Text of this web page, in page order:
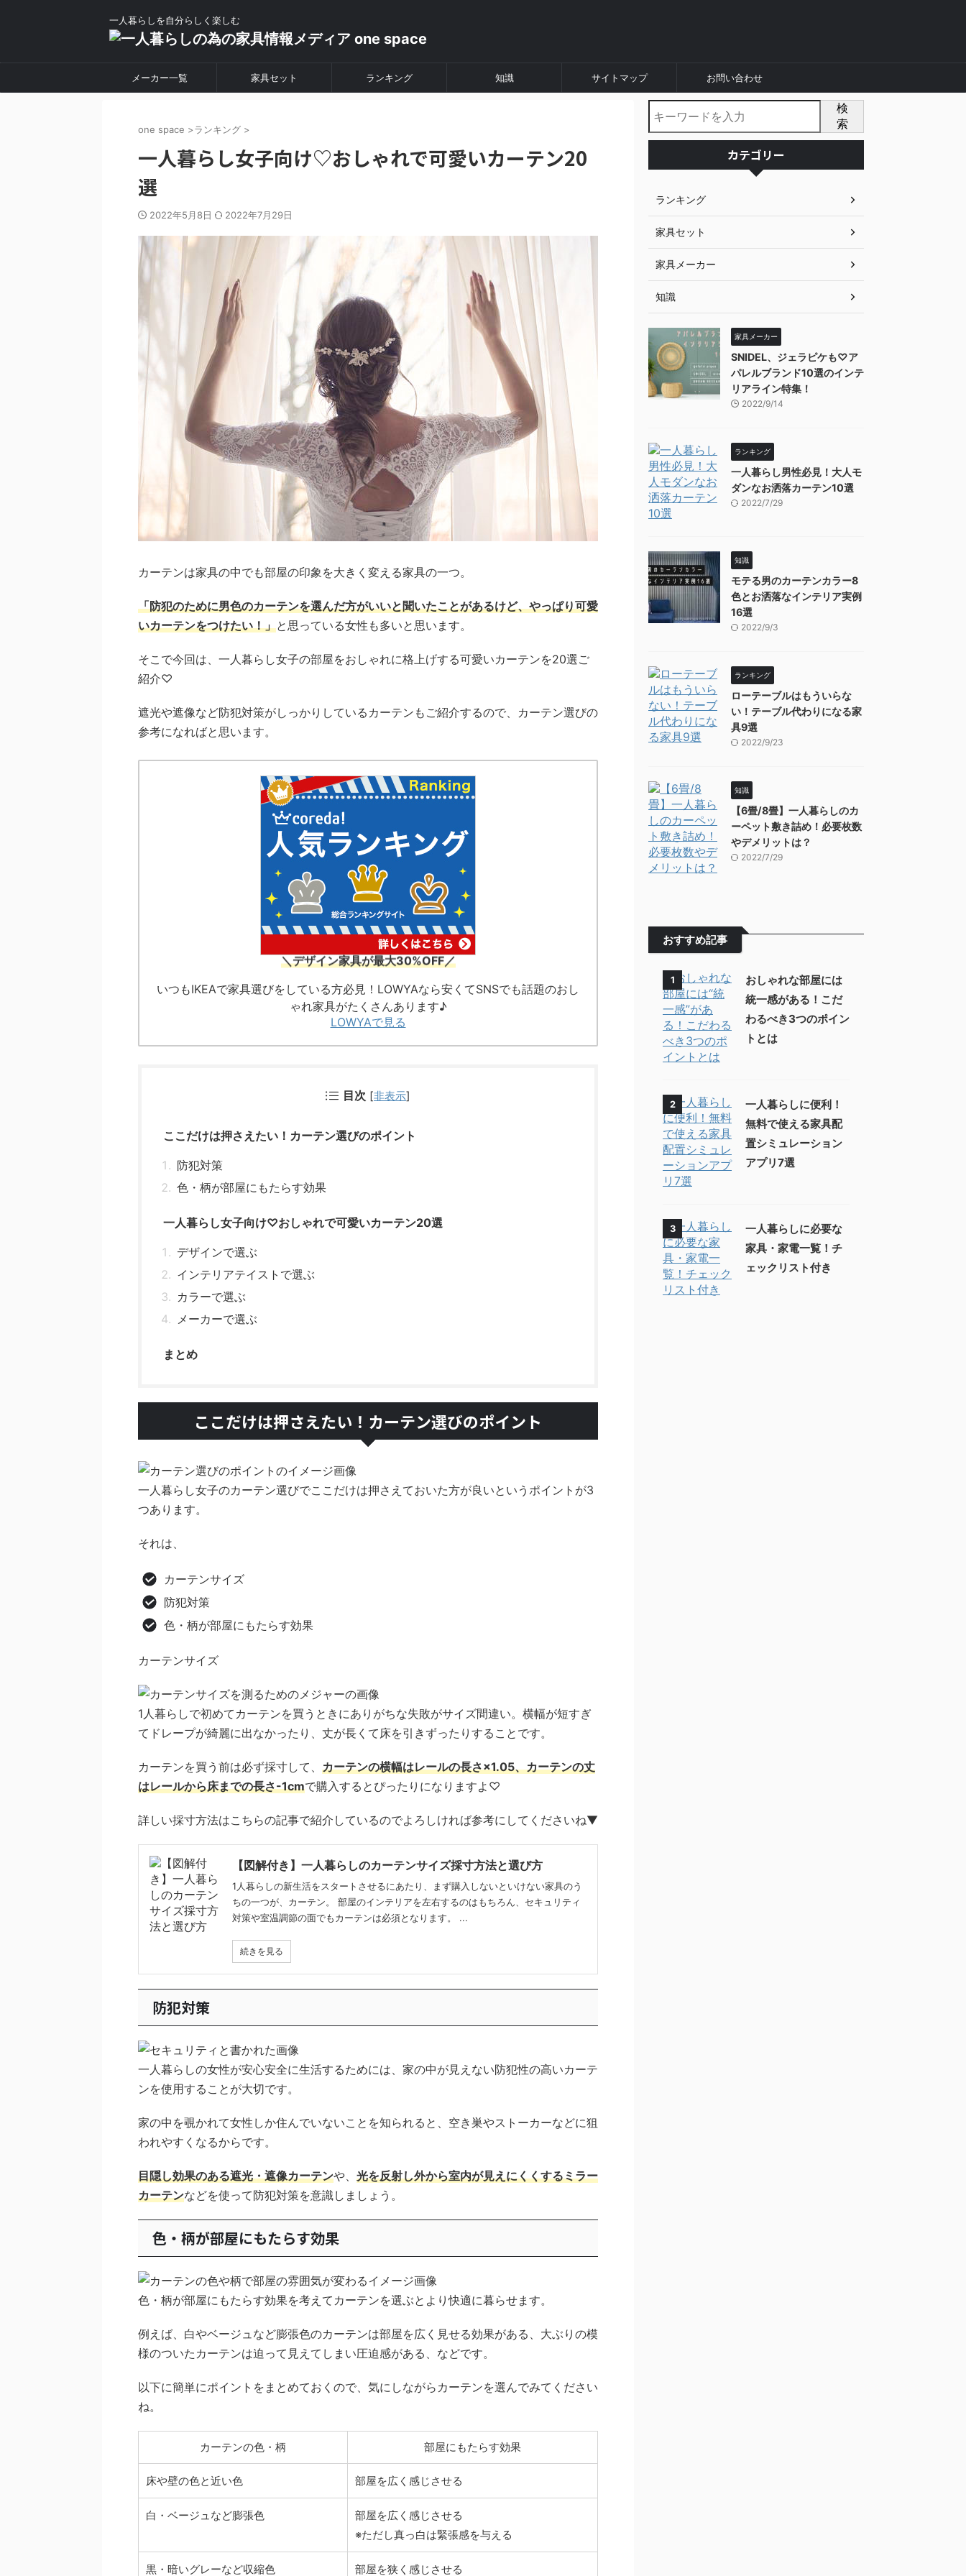
一人暮らしを自分らしく楽しむ
メーカー一覧 家具セット ランキング 知識 サイトマップ お問い合わせ
one space >ランキング >
一人暮らし女子向け♡おしゃれで可愛いカーテン20
選
2022年5月8日 2022年7月29日
カーテンは家具の中でも部屋の印象を大きく変える家具の一つ。
「防犯のために男色のカーテンを選んだ方がいいと聞いたことがあるけど、やっぱり可愛
いカーテンをつけたい！」と思っている女性も多いと思います。
そこで今回は、一人暮らし女子の部屋をおしゃれに格上げする可愛いカーテンを20選ご
紹介♡
遮光や遮像など防犯対策がしっかりしているカーテンもご紹介するので、カーテン選びの
参考になればと思います。
＼デザイン家具が最大30%OFF／
いつもIKEAで家具選びをしている方必見！LOWYAなら安くてSNSでも話題のおし
ゃれ家具がたくさんあります♪
LOWYAで見る
目次 [非表示]
ここだけは押さえたい！カーテン選びのポイント
防犯対策
色・柄が部屋にもたらす効果
一人暮らし女子向け♡おしゃれで可愛いカーテン20選
デザインで選ぶ
インテリアテイストで選ぶ
カラーで選ぶ
メーカーで選ぶ
まとめ
ここだけは押さえたい！カーテン選びのポイント
一人暮らし女子のカーテン選びでここだけは押さえておいた方が良いというポイントが3
つあります。
それは、
カーテンサイズ
防犯対策
色・柄が部屋にもたらす効果
カーテンサイズ
1人暮らしで初めてカーテンを買うときにありがちな失敗がサイズ間違い。横幅が短すぎ
てドレープが綺麗に出なかったり、丈が長くて床を引きずったりすることです。
カーテンを買う前は必ず採寸して、 カーテンの横幅はレールの長さ×1.05、カーテンの丈
はレールから床までの長さ-1cmで購入するとぴったりになりますよ♡
詳しい採寸方法はこちらの記事で紹介しているのでよろしければ参考にしてくださいね▼
【図解付き】一人暮らしのカーテンサイズ採寸方法と選び方
1人暮らしの新生活をスタートさせるにあたり、まず購入しないといけない家具のう
ちの一つが、カーテン。 部屋のインテリアを左右するのはもちろん、セキュリティ
対策や室温調節の面でもカーテンは必須となります。 ...
続きを見る
防犯対策
一人暮らしの女性が安心安全に生活するためには、家の中が見えない防犯性の高いカーテ
ンを使用することが大切です。
家の中を覗かれて女性しか住んでいないことを知られると、空き巣やストーカーなどに狙
われやすくなるからです。
目隠し効果のある遮光・遮像カーテンや、 光を反射し外から室内が見えにくくするミラー
カーテンなどを使って防犯対策を意識しましょう。
色・柄が部屋にもたらす効果
色・柄が部屋にもたらす効果を考えてカーテンを選ぶとより快適に暮らせます。
例えば、白やベージュなど膨張色のカーテンは部屋を広く見せる効果がある、大ぶりの模
様のついたカーテンは迫って見えてしまい圧迫感がある、などです。
以下に簡単にポイントをまとめておくので、気にしながらカーテンを選んでみてください
ね。
カーテンの色・柄 部屋にもたらす効果
床や壁の色と近い色 部屋を広く感じさせる
白・ベージュなど膨張色
部屋を広く感じさせる
※ただし真っ白は緊張感を与える
黒・暗いグレーなど収縮色 部屋を狭く感じさせる
検
索
カテゴリー
ランキング
家具セット
家具メーカー
知識
家具メーカー
SNIDEL、ジェラピケも♡ア
パレルブランド10選のインテ
リアライン特集！
2022/9/14
ランキング
一人暮らし男性必見！大人モ
ダンなお洒落カーテン10選
2022/7/29
知識
モテる男のカーテンカラー8
色とお洒落なインテリア実例
16選
2022/9/3
ランキング
ローテーブルはもういらな
い！テーブル代わりになる家
具9選
2022/9/23
知識
【6畳/8畳】一人暮らしのカ
ーペット敷き詰め！必要枚数
やデメリットは？
2022/7/29
おすすめ記事
1
おしゃれな部屋には
統一感がある！こだ
わるべき3つのポイン
トとは
2
一人暮らしに便利！
無料で使える家具配
置シミュレーション
アプリ7選
3
一人暮らしに必要な
家具・家電一覧！チ
ェックリスト付き